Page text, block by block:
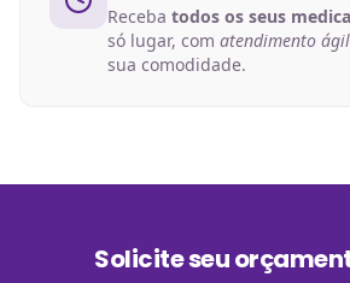
Receba todos os seus
só lugar, com atendimento
sua comodidade.
Solicite seu